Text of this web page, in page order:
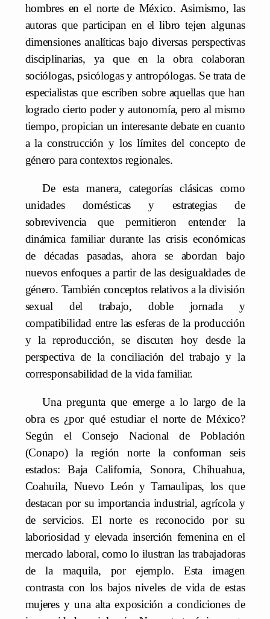
hombres en el norte de México. Asimismo, las
autoras que participan en el libro tejen algunas
dimensiones analíticas bajo diversas perspectivas
disciplinarias, ya que en la obra colaboran
sociólogas, psicólogas y antropólogas. Se trata de
especialistas que escriben sobre aquellas que han
logrado cierto poder y autonomía, pero al mismo
tiempo, propician un interesante debate en cuanto
a la construcción y los límites del concepto de
género para contextos regionales.
De esta manera, categorías clásicas como
unidades domésticas y estrategias de
sobrevivencia que permitieron entender la
dinámica familiar durante las crisis económicas
de décadas pasadas, ahora se abordan bajo
nuevos enfoques a partir de las desigualdades de
género. También conceptos relativos a la división
sexual del trabajo, doble jornada y
compatibilidad entre las esferas de la producción
y la reproducción, se discuten hoy desde la
perspectiva de la conciliación del trabajo y la
corresponsabilidad de la vida familiar.
Una pregunta que emerge a lo largo de la
obra es ¿por qué estudiar el norte de México?
Según el Consejo Nacional de Población
(Conapo) la región norte la conforman seis
estados: Baja California, Sonora, Chihuahua,
Coahuila, Nuevo León y Tamaulipas, los que
destacan por su importancia industrial, agrícola y
de servicios. El norte es reconocido por su
laboriosidad y elevada inserción femenina en el
mercado laboral, como lo ilustran las trabajadoras
de la maquila, por ejemplo. Esta imagen
contrasta con los bajos niveles de vida de estas
mujeres y una alta exposición a condiciones de